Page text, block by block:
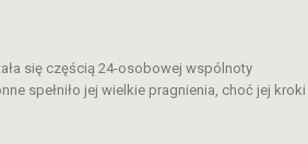
się częścią 24-osobowej wspólnoty
spełniło jej wielkie pragnienia, choć jej kroki